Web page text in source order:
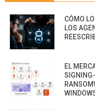
CÓMO
LOS
EL